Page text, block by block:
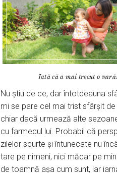
Iată că a mai trecut o
Nu știu de ce, dar întotdeauna
mi se pare cel mai trist sfârșit
chiar dacă urmează alte
cu farmecul lui. Probabil că
zilelor scurte și întunecate nu
tare pe nimeni, nici măcar pe
de toamnă așa cum sunt, iar